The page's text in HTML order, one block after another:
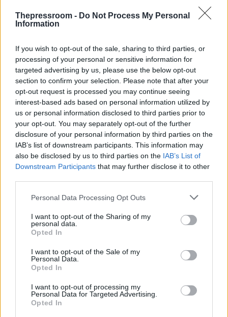
Thepressroom - Do Not Process My Personal
Information
If you wish to opt-out of the sale, sharing to third parties, or
processing of your personal or sensitive information for
targeted advertising by us, please use the below opt-out
section to confirm your selection. Please note that after your
opt-out request is processed you may continue seeing
interest-based ads based on personal information utilized by
us or personal information disclosed to third parties prior to
your opt-out. You may separately opt-out of the further
disclosure of your personal information by third parties on the
IAB’s list of downstream participants. This information may
also be disclosed by us to third parties on the IAB’s List of
Downstream Participants that may further disclose it to other
Please note that this website/app uses one or more Google
not limited to your visit or usage behaviour. You may click to
grant or deny consent to Google and its third-party tags to
use your data for below specified purposes in below Google
consent section.
Personal Data Processing Opt Outs
I want to opt-out of the Sharing of my
personal data.
Opted In
I want to opt-out of the Sale of my
Personal Data.
Opted In
I want to opt-out of processing my
Personal Data for Targeted Advertising.
Opted In
Έκκληση στη Δύση για αντιαεροπορικά
συστήματα
ειλικρίνεια ότι οι παρούσες δυνατότητες της
αναχαίτιση ενός τόσο μεγάλου όγκου εχθρικών
πυρών, με αποτέλεσμα πολλοί πύραυλοι να
Στο πλαίσιο αυτό, απηύθυνε εκ νέου δραματική
ευρωπαϊκές χώρες, ζητώντας την άμεση και
συντονισμένη παροχή αντιαεροπορικών
βλημάτων, σύγχρονων αμυντικών συστημάτων και